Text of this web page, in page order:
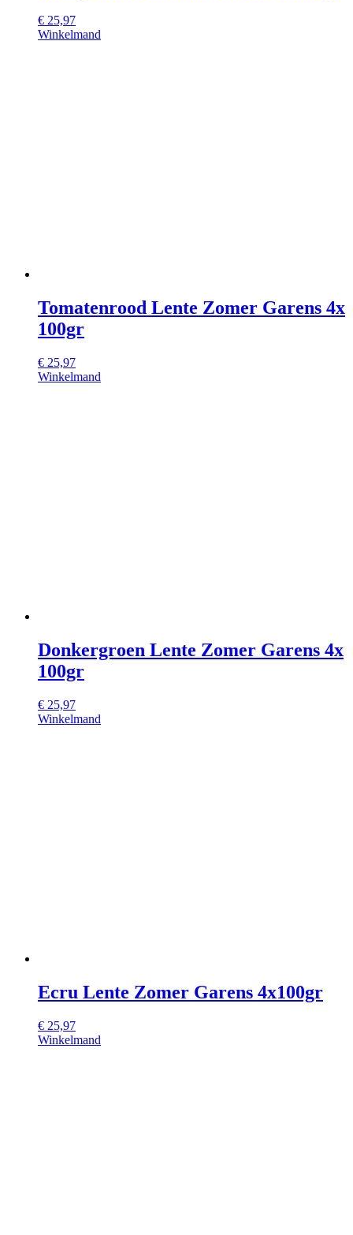
€ 25,97
Winkelmand
Tomatenrood Lente Zomer Garens 4x
100gr
€ 25,97
Winkelmand
Donkergroen Lente Zomer Garens 4x
100gr
€ 25,97
Winkelmand
Ecru Lente Zomer Garens 4x100gr
€ 25,97
Winkelmand